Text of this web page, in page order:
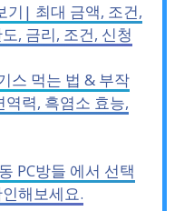
기| 최대 금액, 조건,
, 금리, 조건, 신청
스 먹는 법 & 부작
력, 흑염소 효능,
PC방들 에서 선택
해보세요.